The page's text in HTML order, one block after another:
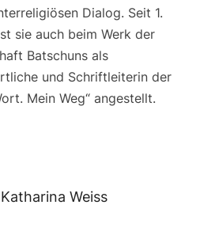
Dialog. Seit 1.
sie auch beim Werk der
Batschuns als
und Schriftleiterin der
Mein Weg“ angestellt.
Weiss